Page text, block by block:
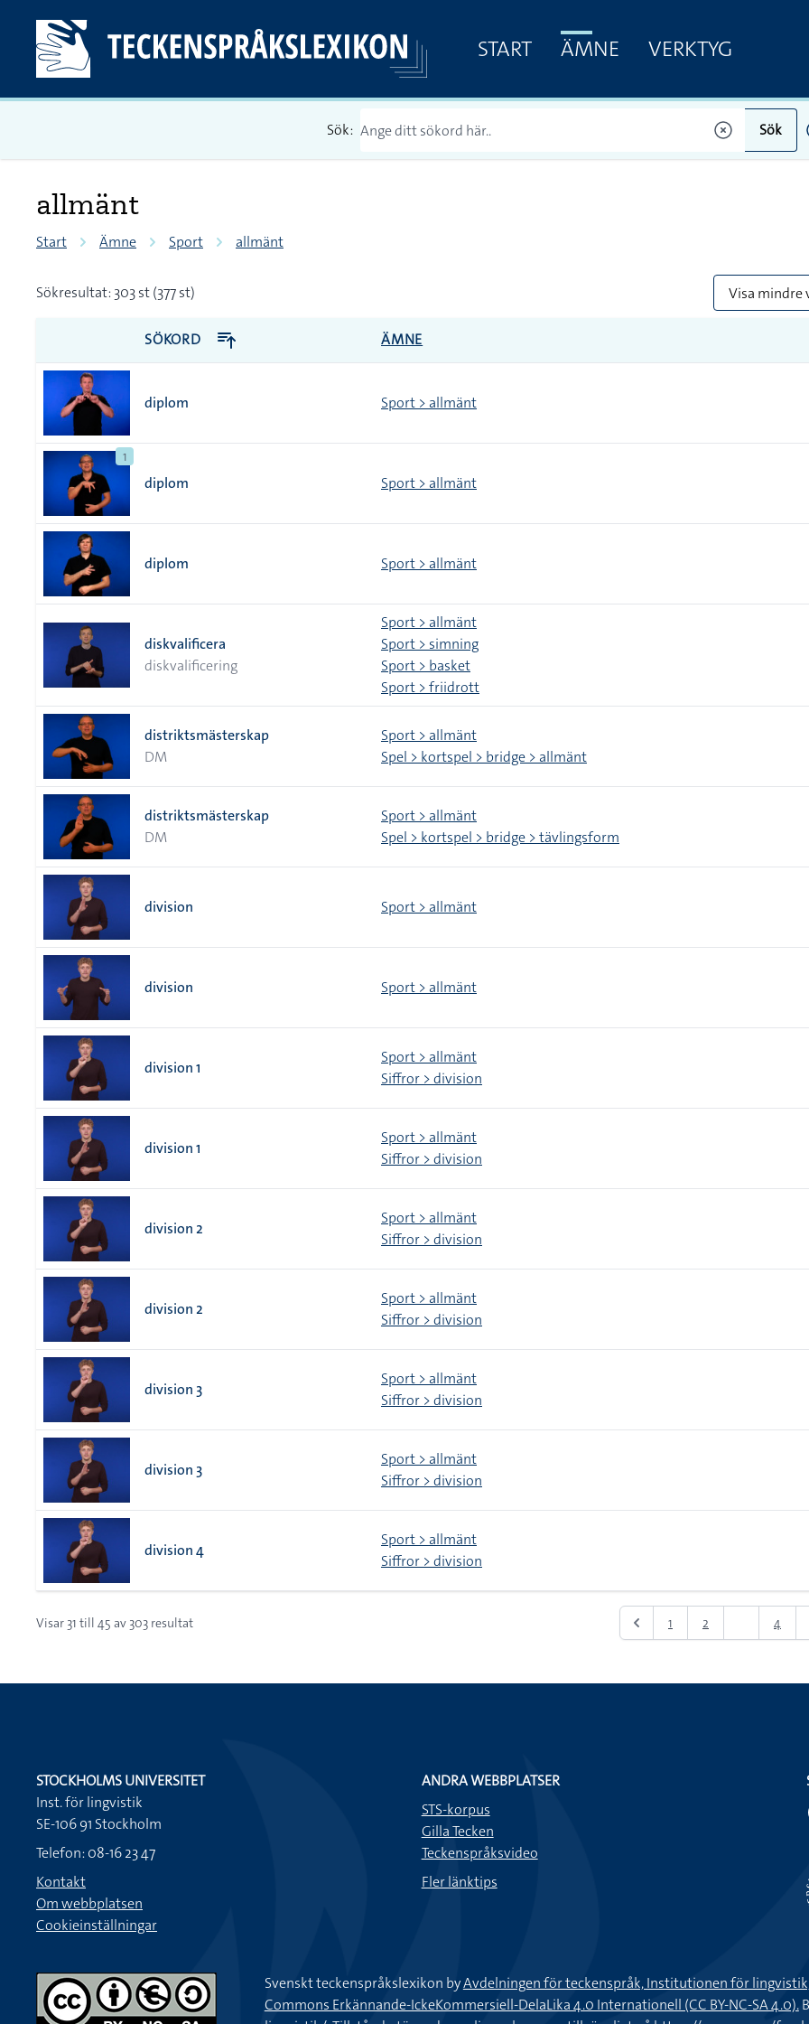
START ÄMNE VERKTYG
Sök: Sök
allmänt
Start Ämne Sport allmänt
Sökresultat: 303 st (377 st) Visa mindre
SÖKORD ÄMNE
diplom Sport > allmänt
1
diplom Sport > allmänt
diplom Sport > allmänt
diskvalificera
diskvalificering
Sport > allmänt
Sport > simning
Sport > basket
Sport > friidrott
distriktsmästerskap
DM
Sport > allmänt
Spel > kortspel > bridge > allmänt
distriktsmästerskap
DM
Sport > allmänt
Spel > kortspel > bridge > tävlingsform
division Sport > allmänt
division Sport > allmänt
division 1
Sport > allmänt
Siffror > division
division 1
Sport > allmänt
Siffror > division
division 2
Sport > allmänt
Siffror > division
division 2
Sport > allmänt
Siffror > division
division 3
Sport > allmänt
Siffror > division
division 3
Sport > allmänt
Siffror > division
division 4
Sport > allmänt
Siffror > division
Visar 31 till 45 av 303 resultat 1 2 4
STOCKHOLMS UNIVERSITET
Inst. för lingvistik
SE-106 91 Stockholm
Telefon: 08-16 23 47
Kontakt
Om webbplatsen
Cookieinställningar
ANDRA WEBBPLATSER
STS-korpus
Gilla Tecken
Teckenspråksvideo
Fler länktips
Svenskt teckenspråkslexikon byAvdelningen för teckenspråk, Institutionen för
Commons Erkännande-IckeKommersiell-DelaLika 4.0 Internationell (CC BY-NC-SA 4.0).